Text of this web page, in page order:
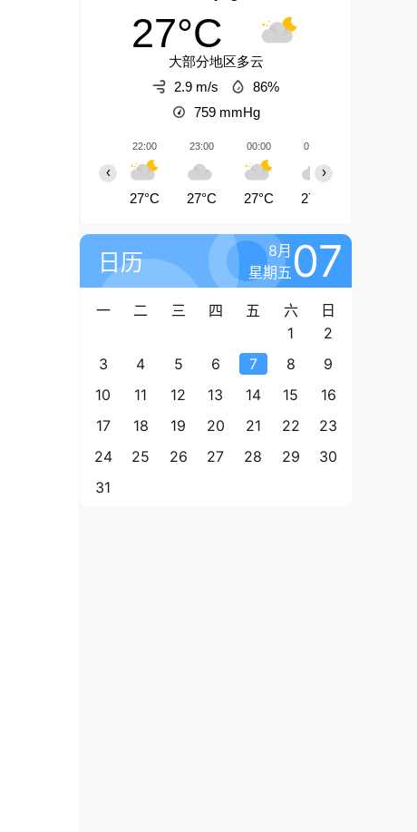
27°C
大部分地区多云
2.9 m/s
86%
759 mmHg
22:00
27°C
23:00
27°C
00:00
27°C
01:00
27°C
‹ ›
日历
8月
星期五07
一 二 三 四 五 六
日
1
2
3
4 5 6 7 8
9
10
11 12 13 14 15
16
17
18 19 20 21 22
23
24
25 26 27 28 29
30
31